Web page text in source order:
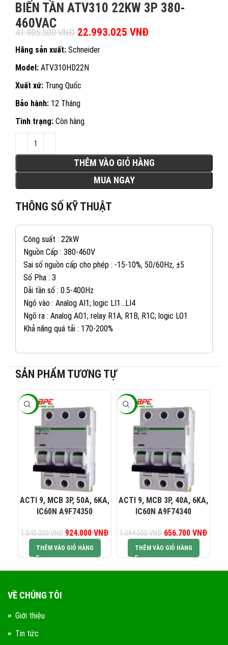
BIẾN TẦN ATV310 22KW 3P 380-
460VAC
41.805.500VNĐ Giá gốc là: 41.805.500 VNĐ.
22.993.025 VNĐ
Hãng sản xuất: Schneider
Model: ATV310HD22N
Xuất xứ: Trung Quốc
Bảo hành: 12 Tháng
Tình trạng: Còn hàng
THÊM VÀO GIỎ HÀNG
MUA NGAY
THÔNG SỐ KỸ THUẬT
Công suất : 22kW
Nguồn Cấp : 380-460V
Sai số nguồn cấp cho phép : -15-10%, 50/60Hz, ±5
Số Pha : 3
Dải tần số : 0.5-400Hz
Ngõ vào : Analog AI1; logic LI1…LI4
Ngõ ra : Analog AO1; relay R1A, R1B, R1C; logic LO1
Khả năng quá tải : 170-200%
SẢN PHẨM TƯƠNG TỰ
-40%
ACTI 9, MCB 3P, 50A, 6KA,
IC60N A9F74350
1.540.000VNĐ
Giá gốc là:
1.540.000 VNĐ.
924.000 VNĐ Giá hiện tại là:
924.000 VNĐ.
THÊM VÀO GIỎ HÀNG
-40%
ACTI 9, MCB 3P, 40A, 6KA,
IC60N A9F74340
1.094.500VNĐ
Giá gốc là:
1.094.500 VNĐ.
656.700 VNĐ
THÊM VÀO GIỎ HÀNG
VỀ CHÚNG TÔI
Giới thiệu
Tin tức
KINH DOANH 1: 082 234 2688
KINH DOANH 2: 0965 101 613
KINH DOANH 3: 0824 927 568
KINH DOANH 4: 0823 944 186